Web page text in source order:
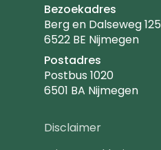
Bezoekadres
Berg en Dalseweg 125
6522 BE Nijmegen
Postadres
Postbus 1020
6501 BA Nijmegen
Footer
Disclaimer